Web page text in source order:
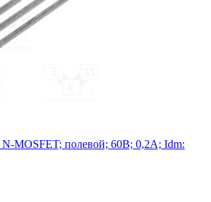
N-MOSFET; полевой; 60В; 0,2А; Idm: